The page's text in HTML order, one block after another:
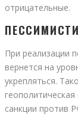
отрицательные.
При реализации
вернется на
укрепляться.
санкции против